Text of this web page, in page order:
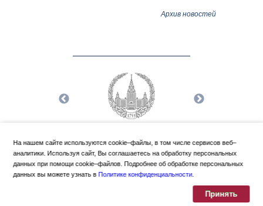
Архив новостей
Политика конфиденциальности
На нашем сайте используются cookie–файлы, в том числе сервисов веб–
аналитики. Используя сайт, Вы соглашаетесь на обработку персональных
данных при помощи cookie–файлов. Подробнее об обработке персональных
данных вы можете узнать в Политике конфиденциальности.
Принять